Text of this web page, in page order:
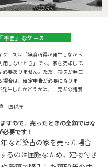
不要」なケース
ースは「譲渡所得が発生しなかっ
しないとき」です。家を売却して、
要ありません。ただ、損失が発生
場合は、確定申告が必要になりま
生したかどうかは、
「売却の諸費
｜国税庁
すので、売ったときの金額ではな
要です！
など築古の家を売った場合
るのは困難なため、建物付き